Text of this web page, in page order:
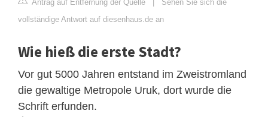
Antrag auf Entfernung der Quelle | Sehen Sie sich die
vollständige Antwort auf diesenhaus.de an
Wie hieß die erste Stadt?
Vor gut 5000 Jahren entstand im Zweistromland
die gewaltige Metropole Uruk, dort wurde die
Schrift erfunden.